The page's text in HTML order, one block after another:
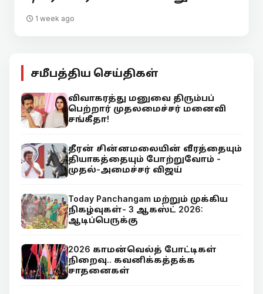
1 week ago
சமீபத்திய செய்திகள்
விவாகரத்து மனுவை திரும்பப்
பெற்றார் முதலமைச்சர் மனைவி
சங்கீதா!
தீரன் சின்னமலையின் வீரத்தையும்
தியாகத்தையும் போற்றுவோம் -
முதல்-அமைச்சர் விஜய்
Today Panchangam மற்றும் முக்கிய
நிகழ்வுகள்- 3 ஆகஸ்ட் 2026:
ஆடிப்பெருக்கு
2026 காமன்வெல்த் போட்டிகள்
நிறைவு.. கவனிக்கத்தக்க
சாதனைகள்